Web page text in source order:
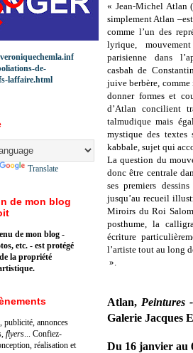
« Jean-Michel Atlan
simplement Atlan
comme l’un des
lyrique,
parisienne dans
casbah de
juive berbère,
donner formes et
d’Atlan concilient
talmudique mais
mystique des textes
kabbale, sujet qui
La question du
donc être centrale
ses premiers
jusqu’au recueil
Miroirs du Roi
posthume, la
écriture
l’artiste tout au long
».
Atlan, Peintures
Galerie Jacques
Du 16 janvier au
de-
laffaire.html
Translate
de mon blog
de mon blog -
etc. - est protégé
la propriété
publicité, annonces
flyers ... Confiez-
réalisation et